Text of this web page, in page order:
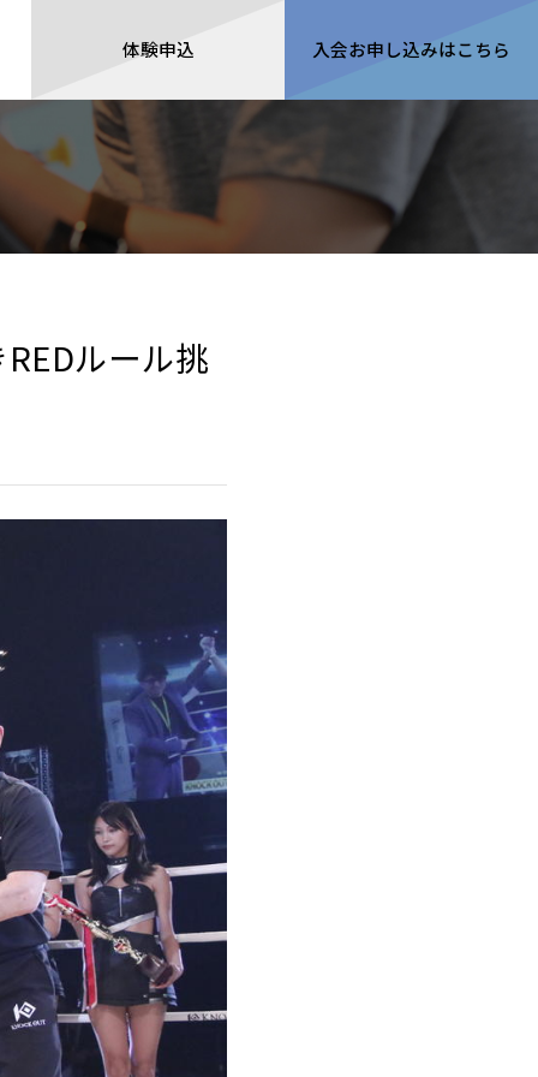
体験申込 入会お申し込みはこちら
ルール挑